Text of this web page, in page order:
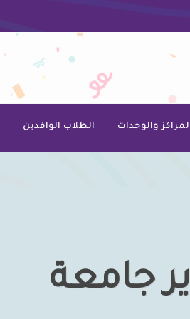
والوحدات الطلاب الوافدين
جامعة